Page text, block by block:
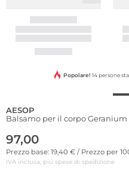
Popolare! 14 persone
AESOP
Balsamo per il corpo
97,00
Prezzo base: 19,40 € / Prezzo per
IVA inclusa, più spese di spedizione